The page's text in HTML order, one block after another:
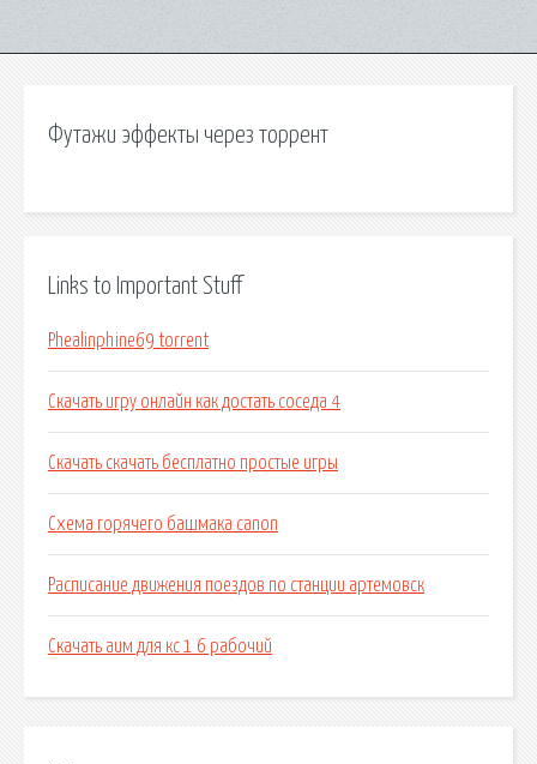
Футажи эффекты через торрент
Links to Important Stuff
Phealinphine69 torrent
Скачать игру онлайн как достать соседа 4
Скачать скачать бесплатно простые игры
Схема горячего башмака canon
Расписание движения поездов по станции артемовск
Скачать аим для кс 1 6 рабочий